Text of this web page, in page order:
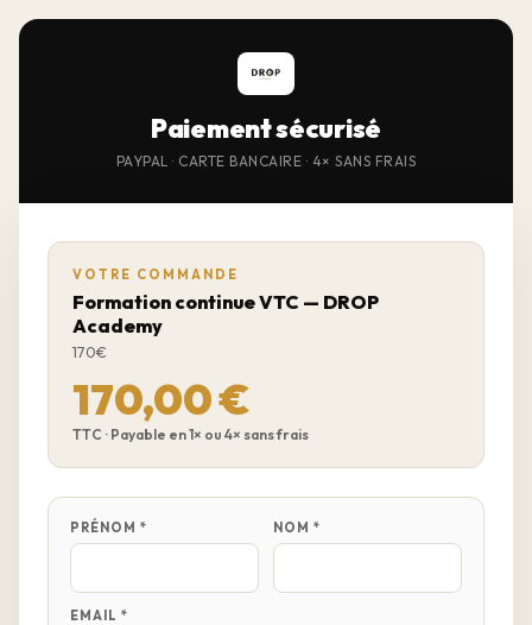
Paiement sécurisé
PAYPAL · CARTE BANCAIRE · 4× SANS FRAIS
VOTRE COMMANDE
Formation continue VTC — DROP
Academy
170€
170,00 €
TTC · Payable en 1× ou 4× sans frais
PRÉNOM * NOM *
EMAIL *